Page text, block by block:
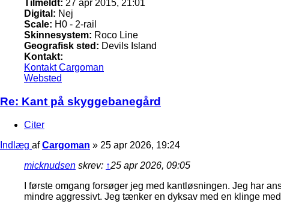
Tilmeldt: 27 apr 2015, 21:01
Digital: Nej
Scale: H0 - 2-rail
Skinnesystem: Roco Line
Geografisk sted: Devils Island
Kontakt:
Kontakt Cargoman
Websted
Re: Kant på skyggebanegård
Citer
Indlæg afCargoman » 25 apr 2026, 19:24
micknudsen skrev: ↑25 apr 2026, 09:05
I første omgang forsøger jeg med kantløsningen. Jeg har
mindre aggressivt. Jeg tænker en dyksav med en klinge